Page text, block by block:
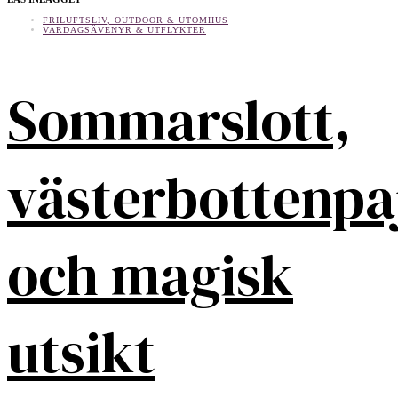
FRILUFTSLIV, OUTDOOR & UTOMHUS
VARDAGSÄVENYR & UTFLYKTER
Sommarslott,
och magisk
utsikt